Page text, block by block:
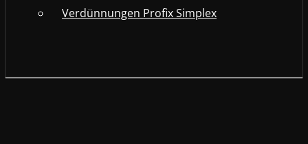
Verdünnungen Profix Simplex